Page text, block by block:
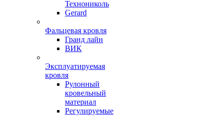
Технониколь
Gerard
Фальцевая кровля
Гранд лайн
ВИК
Эксплуатируемая
кровля
Рулонный
кровельный
материал
Регулируемые